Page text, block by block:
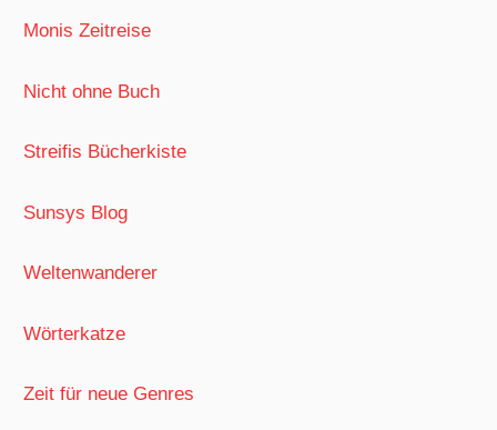
Monis Zeitreise
Nicht ohne Buch
Streifis Bücherkiste
Sunsys Blog
Weltenwanderer
Wörterkatze
Zeit für neue Genres